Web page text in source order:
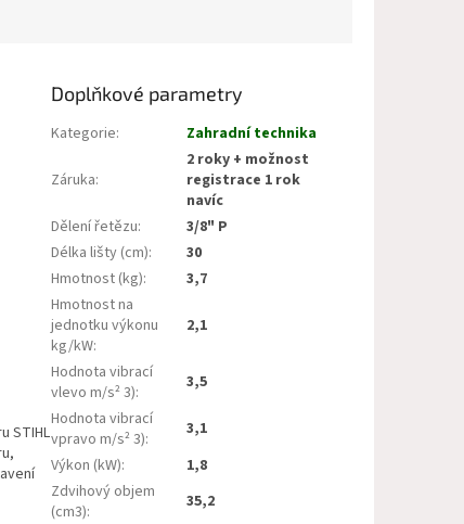
STIHL
Doplňkové parametry
Kategorie: Zahradní technika
Záruka:
2 roky + možnost
registrace 1 rok
navíc
Dělení řetězu:
3/8" P
Délka lišty (cm):
30
Hmotnost (kg):
3,7
Hmotnost na
jednotku výkonu
kg/kW:
2,1
Hodnota vibrací
vlevo m/s² 3):
3,5
Hodnota vibrací
vpravo m/s² 3):
3,1
Výkon (kW):
1,8
Zdvihový objem
(cm3):
35,2